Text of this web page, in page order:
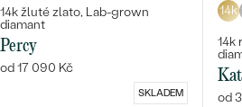
14k žluté zlato, Lab-grown
diamant
Percy
od 17 090 Kč
SKLADEM
14k
14k
od